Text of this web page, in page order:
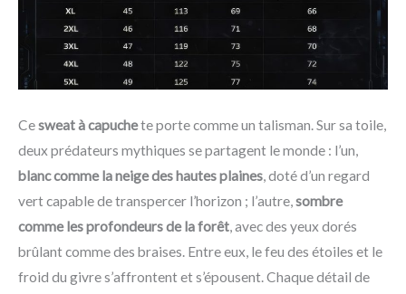
Cesweat à capuchete porte comme un talisman. Sur sa toile,
deux prédateurs mythiques se partagent le monde : l’un,
blanc comme la neige des hautes plaines, doté d’un regard
vert capable de transpercer l’horizon ; l’autre,sombre
comme les profondeurs de la forêt, avec des yeux dorés
brûlant comme des braises. Entre eux, le feu des étoiles et le
froid du givre s’affrontent et s’épousent. Chaque détail de